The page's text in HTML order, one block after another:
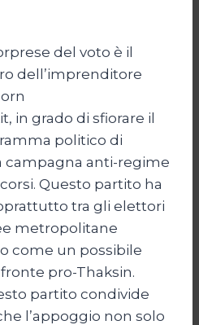
del voto è il
dell’imprenditore
in grado di sfiorare il
politico di
campagna anti-regime
Questo partito ha
tra gli elettori
metropolitane
come un possibile
pro-Thaksin.
partito condivide
l’appoggio non solo